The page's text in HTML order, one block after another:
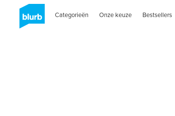
Categorieën Onze keuze Bestsellers